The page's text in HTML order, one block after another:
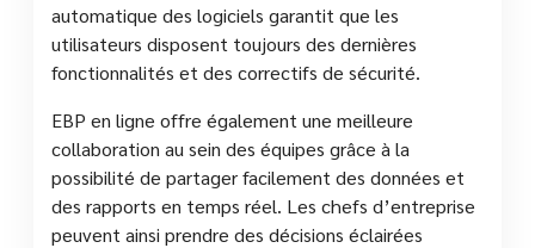
automatique des logiciels garantit que les
utilisateurs disposent toujours des dernières
fonctionnalités et des correctifs de sécurité.
EBP en ligne offre également une meilleure
collaboration au sein des équipes grâce à la
possibilité de partager facilement des données et
des rapports en temps réel. Les chefs d’entreprise
peuvent ainsi prendre des décisions éclairées